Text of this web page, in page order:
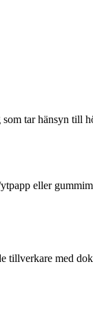
tar hänsyn till
eller
tillverkare med